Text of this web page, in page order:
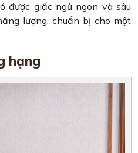
được giấc ngủ ngon và sâu
lượng, chuẩn bị cho một
hạng